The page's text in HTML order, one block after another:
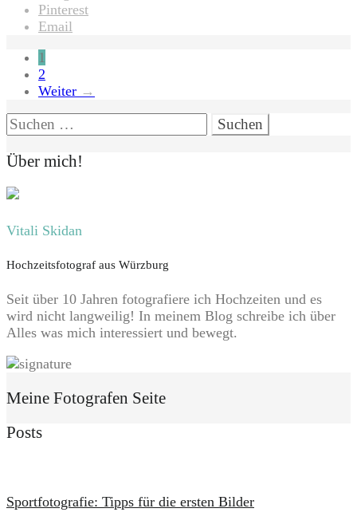
Pinterest
Email
Seitennummerierung
der
Beiträge
1
2
Weiter →
Suchen
nach:
Über mich!
Vitali Skidan
Hochzeitsfotograf aus Würzburg
Seit über 10 Jahren fotografiere ich Hochzeiten und es
wird nicht langweilig! In meinem Blog schreibe ich über
Alles was mich interessiert und bewegt.
Meine Fotografen Seite
Posts
Sportfotografie: Tipps für die ersten Bilder